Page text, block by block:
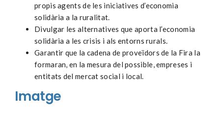
propis agents de les iniciatives d’economia
solidària a la ruralitat.
Divulgar les alternatives que aporta l’economia
solidària a les crisis i als entorns rurals.
Garantir que la cadena de proveïdors de la Fira la
formaran, en la mesura del possible, empreses i
entitats del mercat social i local.
Imatge